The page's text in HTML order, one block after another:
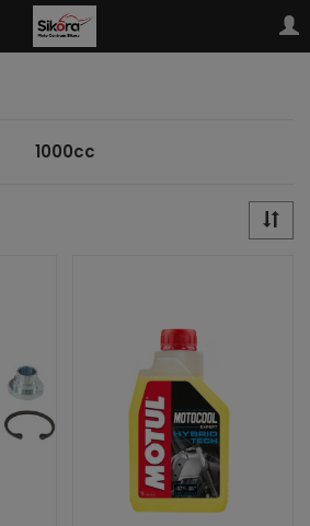
1000cc